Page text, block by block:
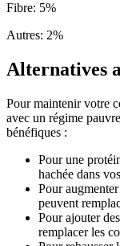
Fibre: 5%
Autres: 2%
Alternatives
Pour maintenir votre
avec un régime
bénéfiques :
Pour une
hachée dans
Pour augmenter
peuvent
Pour ajouter
remplacer les